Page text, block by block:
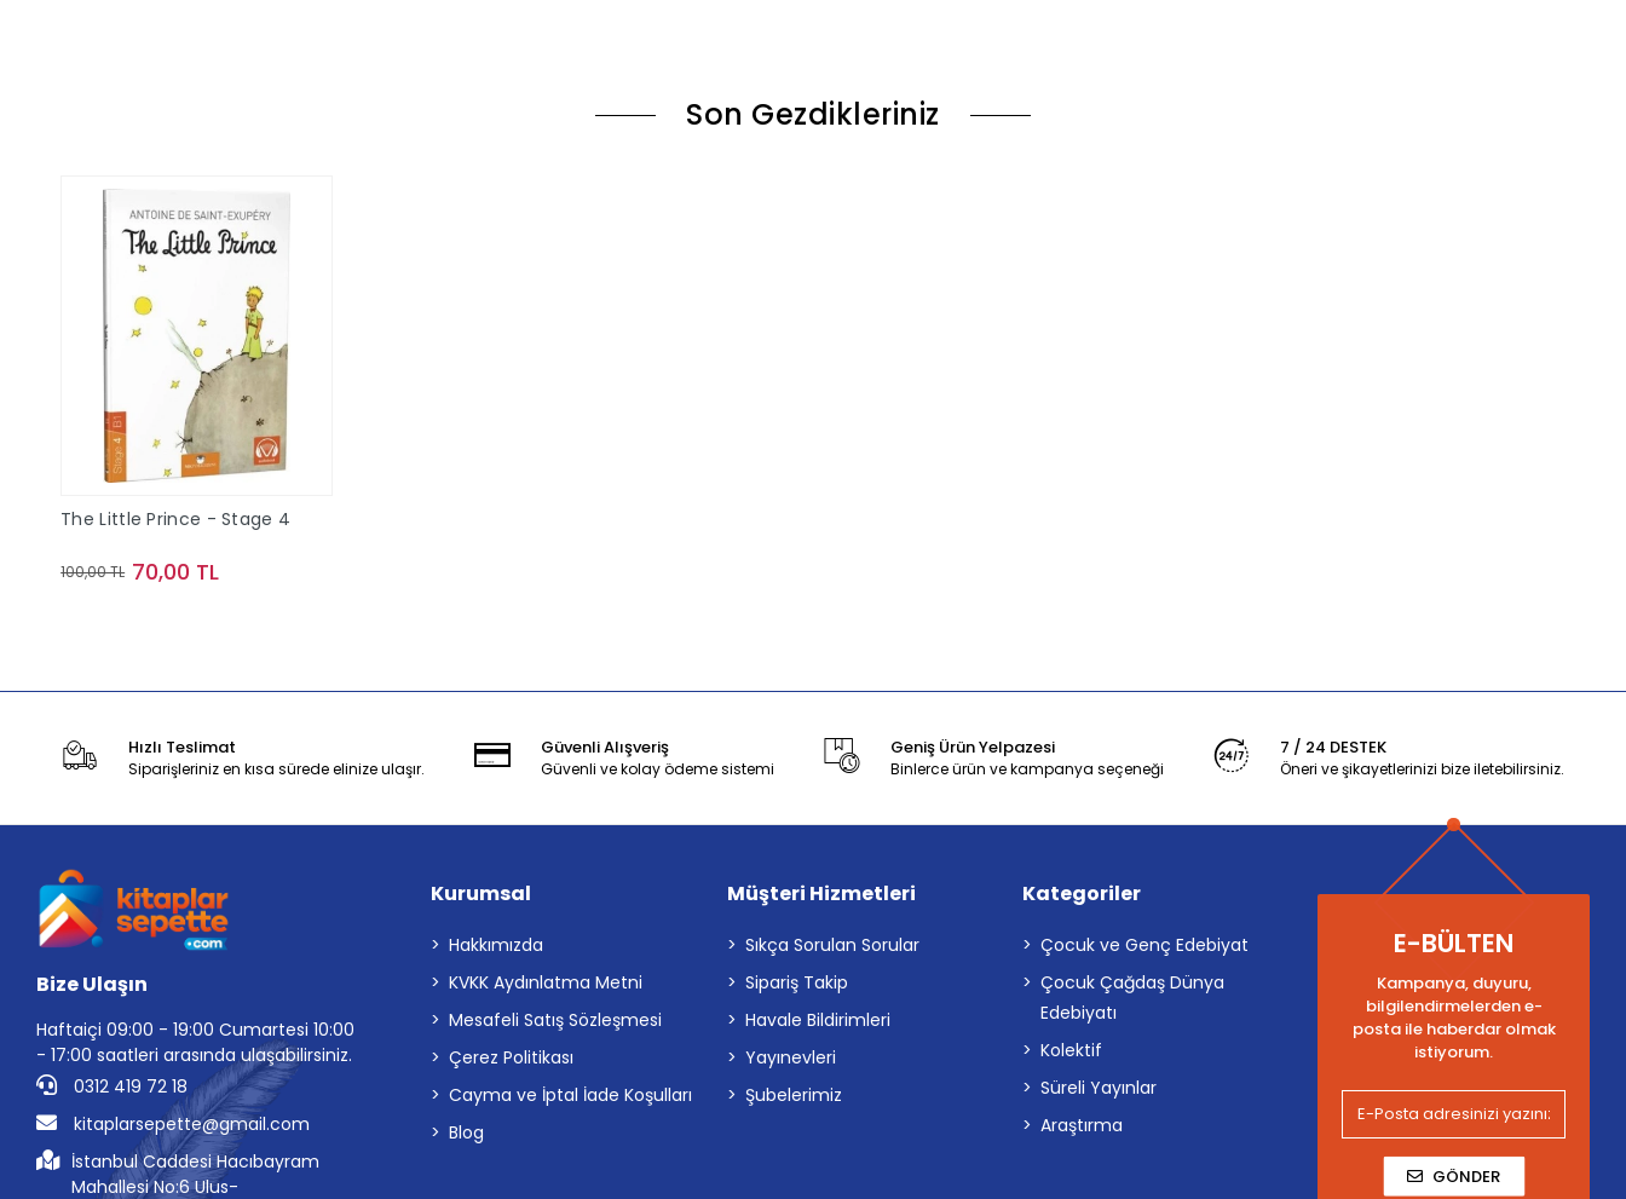
Son Gezdikleriniz
The Little Prince - Stage 4
100,00 TL 70,00 TL
Hızlı Teslimat
Siparişleriniz en kısa sürede elinize ulaşır.
Güvenli Alışveriş
Güvenli ve kolay ödeme sistemi
Geniş Ürün Yelpazesi
Binlerce ürün ve kampanya seçeneği
7 / 24 DESTEK
Öneri ve şikayetlerinizi bize iletebilirsiniz.
Bize Ulaşın
Haftaiçi 09:00 - 19:00 Cumartesi 10:00
- 17:00 saatleri arasında ulaşabilirsiniz.
0312 419 72 18
kitaplarsepette@gmail.com
İstanbul Caddesi Hacıbayram
Mahallesi No:6 Ulus-
Kurumsal
Hakkımızda
KVKK Aydınlatma Metni
Mesafeli Satış Sözleşmesi
Çerez Politikası
Cayma ve İptal İade Koşulları
Blog
Müşteri Hizmetleri
Sıkça Sorulan Sorular
Sipariş Takip
Havale Bildirimleri
Yayınevleri
Şubelerimiz
Kategoriler
Çocuk ve Genç Edebiyat
Çocuk Çağdaş Dünya
Edebiyatı
Kolektif
Süreli Yayınlar
Araştırma
E-BÜLTEN
Kampanya, duyuru,
bilgilendirmelerden e-
posta ile haberdar olmak
istiyorum.
GÖNDER